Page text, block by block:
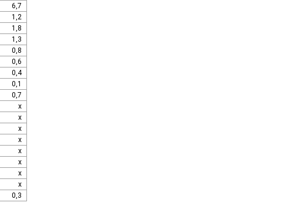
6,7
1,2
1,8
1,3
0,8
0,6
0,4
0,1
0,7
x
x
x
x
x
x
x
x
0,3